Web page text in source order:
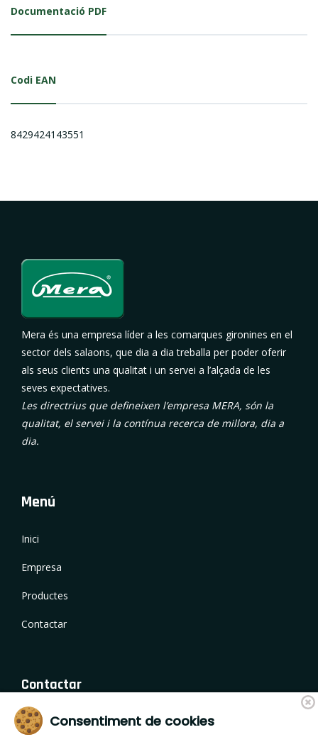
Documentació PDF
Codi EAN
8429424143551
Mera és una empresa líder a les comarques gironines en el
sector dels salaons, que dia a dia treballa per poder oferir
als seus clients una qualitat i un servei a l’alçada de les
seves expectatives.
Les directrius que defineixen l’empresa MERA, són la
qualitat, el servei i la contínua recerca de millora, dia a
dia.
Menú
Inici
Empresa
Productes
Contactar
Contactar
Camí de Fornells 18, 17459 Campllong (Girona)
Consentiment de cookies